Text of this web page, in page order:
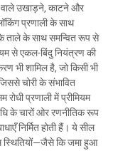
वाले उखाड़ने, काटने और
प्रणाली के साथ
ताले के साथ समन्वित रूप से
से एकल-बिंदु नियंत्रण की
भी शामिल है, जो किसी भी
चोरी के संभावित
प्रणाली में प्रीमियम
के चारों ओर रणनीतिक रूप
निर्मित होती हैं। ये सील
स्थितियों—जैसे कि जमा हुआ